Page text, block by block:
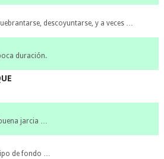
descoyuntarse, y a veces …
duración.
jarcia …
de fondo …